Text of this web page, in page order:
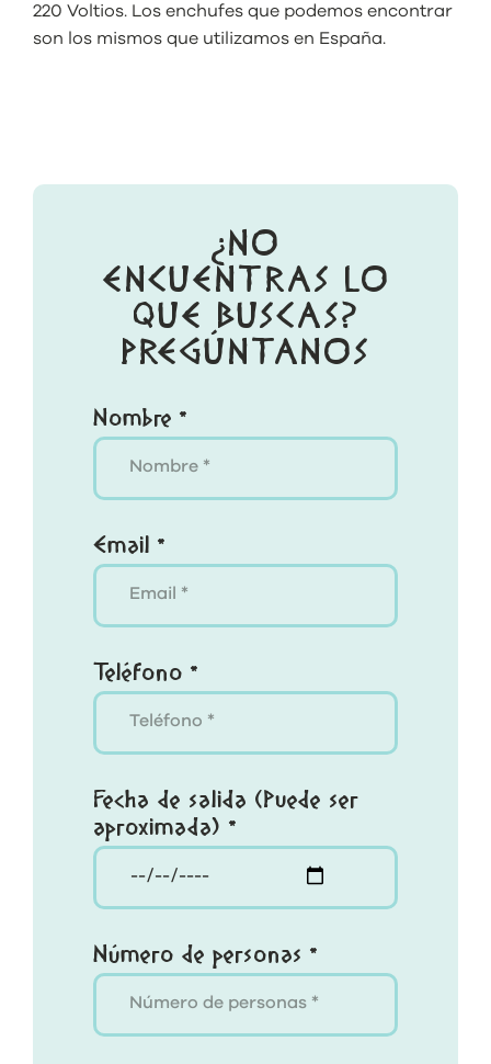
220 Voltios. Los enchufes que podemos encontrar
son los mismos que utilizamos en España.
¿NO
ENCUENTRAS LO
QUE BUSCAS?
PREGÚNTANOS
Nombre *
Email *
Teléfono *
Fecha de salida (Puede ser
aproximada) *
Número de personas *